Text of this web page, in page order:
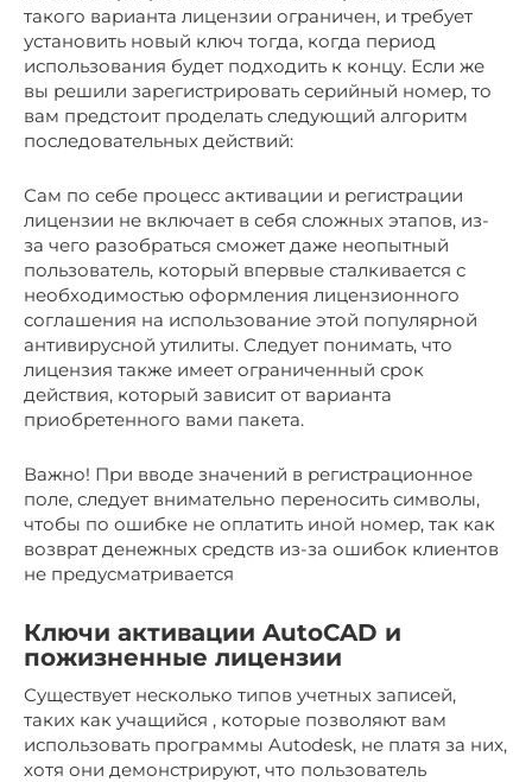
такого варианта лицензии ограничен, и требует
установить новый ключ тогда, когда период
использования будет подходить к концу. Если же
вы решили зарегистрировать серийный номер, то
вам предстоит проделать следующий алгоритм
последовательных действий:
Сам по себе процесс активации и регистрации
лицензии не включает в себя сложных этапов, из-
за чего разобраться сможет даже неопытный
пользователь, который впервые сталкивается с
необходимостью оформления лицензионного
соглашения на использование этой популярной
антивирусной утилиты. Следует понимать, что
лицензия также имеет ограниченный срок
действия, который зависит от варианта
приобретенного вами пакета.
Важно! При вводе значений в регистрационное
поле, следует внимательно переносить символы,
чтобы по ошибке не оплатить иной номер, так как
возврат денежных средств из-за ошибок клиентов
не предусматривается
Ключи активации AutoCAD и
пожизненные лицензии
Существует несколько типов учетных записей,
таких как учащийся , которые позволяют вам
использовать программы Autodesk, не платя за них,
хотя они демонстрируют, что пользователь